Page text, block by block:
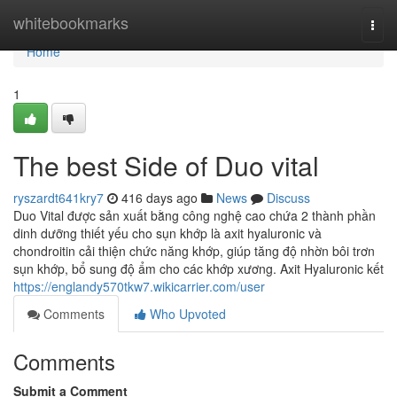
whitebookmarks
Home
Home
1
The best Side of Duo vital
ryszardt641kry7 416 days ago News
Discuss
Duo Vital được sản xuất bằng công nghệ cao chứa 2 thành phần
dinh dưỡng thiết yếu cho sụn khớp là axit hyaluronic và
chondroitin cải thiện chức năng khớp, giúp tăng độ nhờn bôi trơn
sụn khớp, bổ sung độ ẩm cho các khớp xương. Axit Hyaluronic kết
https://englandy570tkw7.wikicarrier.com/user
Comments
Who Upvoted
Comments
Submit a Comment